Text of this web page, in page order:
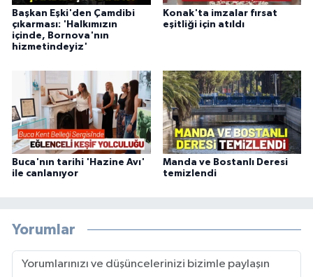
Başkan Eşki'den Çamdibi
çıkarması: 'Halkımızın
içinde, Bornova'nın
hizmetindeyiz'
Konak'ta imzalar fırsat
eşitliği için atıldı
Buca'nın tarihi 'Hazine Avı'
ile canlanıyor
Manda ve Bostanlı Deresi
temizlendi
Yorumlar